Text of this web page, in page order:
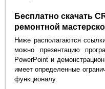
Бесплатно скачать
ремонтной
Ниже располагаются
можно презентацию
PowerPoint и
имеет определенные
функционалу.